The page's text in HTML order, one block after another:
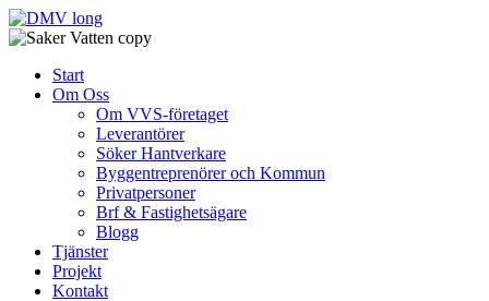
Skip
to
Start
Om Oss
Om VVS-företaget
Leverantörer
Söker Hantverkare
Byggentreprenörer och Kommun
Privatpersoner
Brf & Fastighetsägare
Blogg
Tjänster
Projekt
Kontakt